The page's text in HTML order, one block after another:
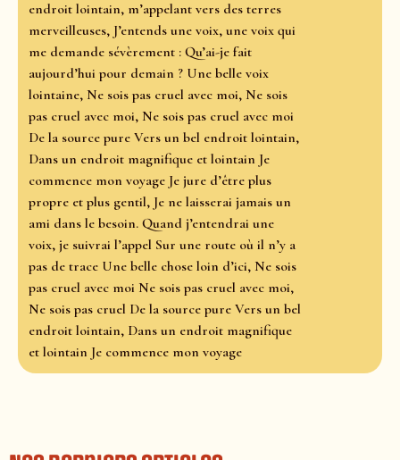
endroit lointain, m’appelant vers des terres
merveilleuses, J’entends une voix, une voix qui
me demande sévèrement : Qu’ai-je fait
aujourd’hui pour demain ? Une belle voix
lointaine, Ne sois pas cruel avec moi, Ne sois
pas cruel avec moi, Ne sois pas cruel avec moi
De la source pure Vers un bel endroit lointain,
Dans un endroit magnifique et lointain Je
commence mon voyage Je jure d’être plus
propre et plus gentil, Je ne laisserai jamais un
ami dans le besoin. Quand j’entendrai une
voix, je suivrai l’appel Sur une route où il n’y a
pas de trace Une belle chose loin d’ici, Ne sois
pas cruel avec moi Ne sois pas cruel avec moi,
Ne sois pas cruel De la source pure Vers un bel
endroit lointain, Dans un endroit magnifique
et lointain Je commence mon voyage